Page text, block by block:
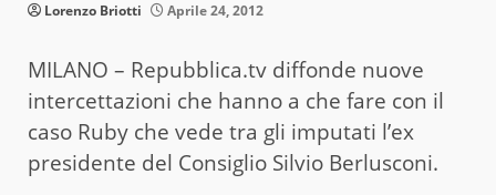
Lorenzo Briotti Aprile 24, 2012
MILANO – Repubblica.tv diffonde nuove
intercettazioni che hanno a che fare con il
caso Ruby che vede tra gli imputati l’ex
presidente del Consiglio Silvio Berlusconi.